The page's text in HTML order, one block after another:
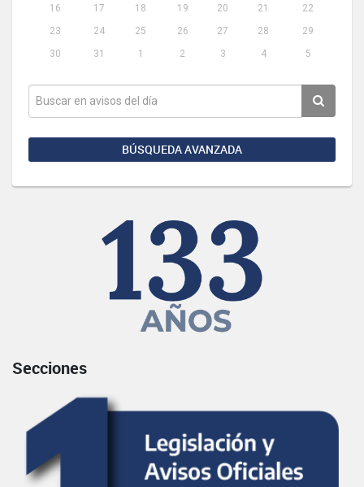
16
17 18 19 20 21
22
23
24 25 26 27 28
29
30
31 1 2 3 4 5
BÚSQUEDA AVANZADA
Secciones